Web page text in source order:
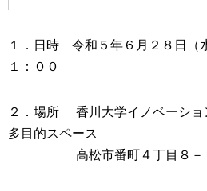
１．日時 令和５年６月２８日（
１：００
２．場所 香川大学イノベーシ
多目的スペース
高松市番町４丁目８－